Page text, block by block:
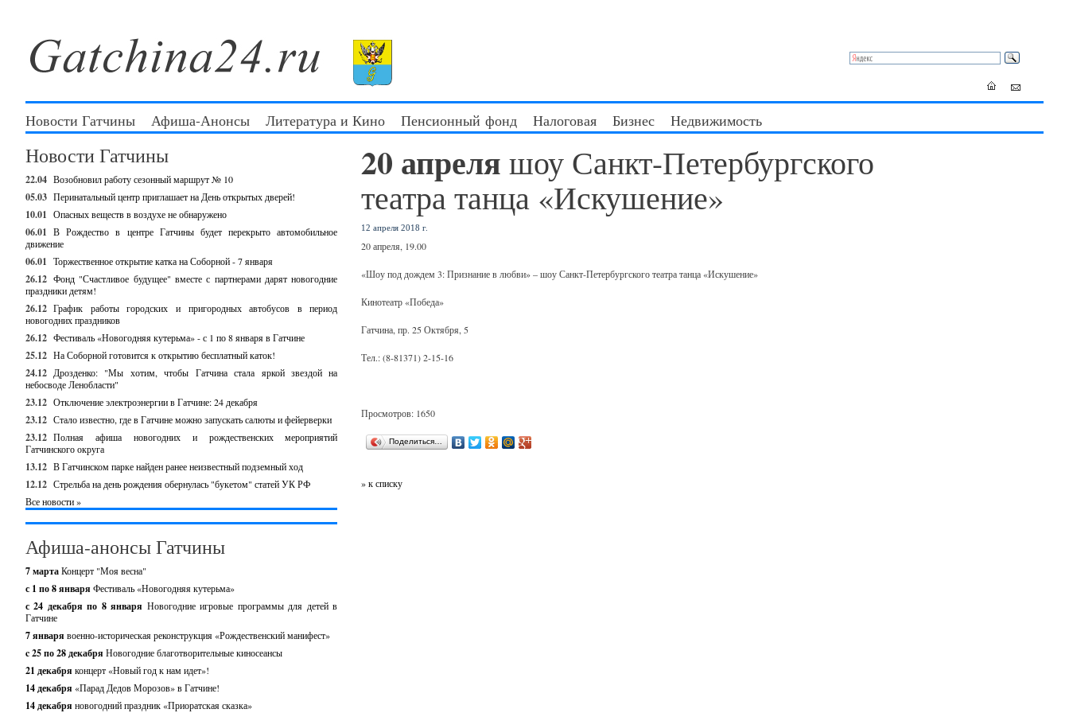
Новости Гатчины Афиша-Анонсы Литература и Кино Пенсионный фонд Налоговая Бизнес Недвижимость
Новости Гатчины
22.04 Возобновил работу сезонный маршрут № 10
05.03 Перинатальный центр приглашает на День открытых дверей!
10.01 Опасных веществ в воздухе не обнаружено
06.01 В Рождество в центре Гатчины будет перекрыто автомобильное
движение
06.01 Торжественное открытие катка на Соборной - 7 января
26.12 Фонд "Счастливое будущее" вместе с партнерами дарят новогодние
праздники детям!
26.12 График работы городских и пригородных автобусов в период
новогодних праздников
26.12 Фестиваль «Новогодняя кутерьма» - с 1 по 8 января в Гатчине
25.12 На Соборной готовится к открытию бесплатный каток!
24.12 Дрозденко: "Мы хотим, чтобы Гатчина стала яркой звездой на
небосводе Ленобласти"
23.12 Отключение электроэнергии в Гатчине: 24 декабря
23.12 Стало известно, где в Гатчине можно запускать салюты и фейерверки
23.12 Полная афиша новогодних и рождественских мероприятий
Гатчинского округа
13.12 В Гатчинском парке найден ранее неизвестный подземный ход
12.12 Стрельба на день рождения обернулась "букетом" статей УК РФ
Все новости »
Афиша-анонсы Гатчины
7 мартаКонцерт "Моя весна"
с 1 по 8 января Фестиваль «Новогодняя кутерьма»
с 24 декабря по 8 января Новогодние игровые программы для детей в
Гатчине
7 января военно-историческая реконструкция «Рождественский манифест»
c 25 по 28 декабря Новогодние благотворительные киносеансы
21 декабря концерт «Новый год к нам идет»!
14 декабря «Парад Дедов Морозов» в Гатчине!
14 декабря новогодний праздник «Приоратская сказка»
20 апреляшоу Санкт-Петербургского
театра танца «Искушение»
12 апреля 2018 г.
20 апреля, 19.00
«Шоу под дождем 3: Признание в любви» – шоу Санкт-Петербургского театра танца «Искушение»
Кинотеатр «Победа»
Гатчина, пр. 25 Октября, 5
Тел.: (8-81371) 2-15-16
Просмотров: 1650
Поделиться…
» к списку